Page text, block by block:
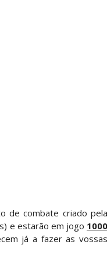
WWE e pondera
claro aos
de combate criado pela
e estarão em jogo 1000
já a fazer as vossas